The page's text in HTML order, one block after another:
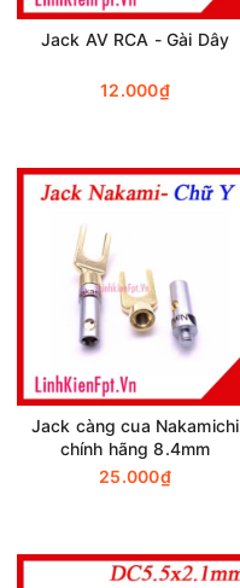
Jack AV RCA - Gài Dây
12.000₫
Jack càng cua Nakamichi
chính hãng 8.4mm
25.000₫